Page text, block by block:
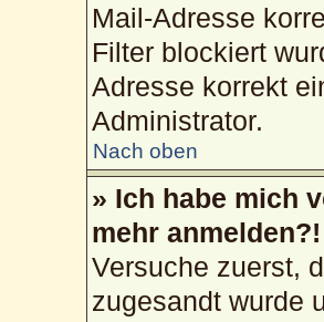
Mail-Adresse
Filter blockiert
Adresse korrekt
Administrator.
Nach oben
» Ich habe mich
mehr anmelden?!
Versuche zuerst,
zugesandt wurde